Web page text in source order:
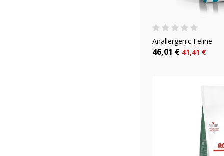
Anallergenic Feline
46,01 € 41,41 €